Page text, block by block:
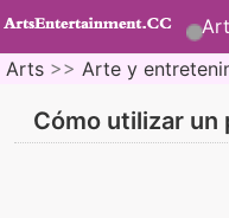
Arts >> Arte y
Cómo utilizar